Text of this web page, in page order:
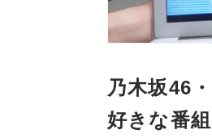
乃木坂46
好きな番